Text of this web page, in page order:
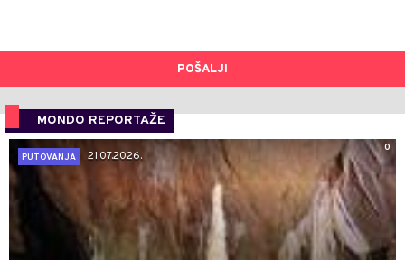
POŠALJI
MONDO REPORTAŽE
0
PUTOVANJA
21.07.2026.